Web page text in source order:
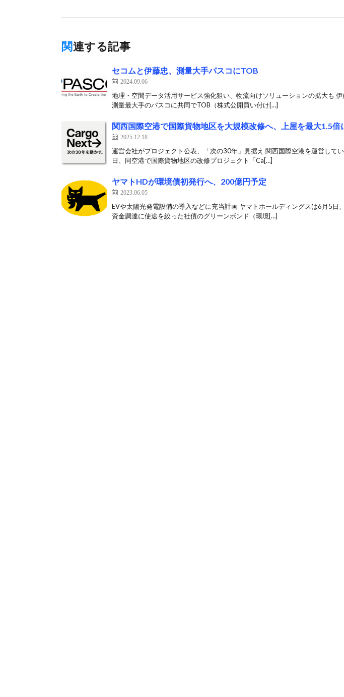
関連する記事
セコムと伊藤忠、測量大手パスコにTOB
2024.09.06
地理・空間データ活用サービス強化狙い、物流向けソリューションの拡大も 伊
測量最大手のパスコに共同でTOB（株式公開買い付け[…]
関西国際空港で国際貨物地区を大規模改修へ、上屋を最大1.5倍
2025.12.18
運営会社がプロジェクト公表、「次の30年」見据え 関西国際空港を運営して
日、同空港で国際貨物地区の改修プロジェクト「Ca[…]
ヤマトHDが環境債初発行へ、200億円予定
2023.06.05
EVや太陽光発電設備の導入などに充当計画 ヤマトホールディングスは6月5日
資金調達に使途を絞った社債のグリーンボンド（環境[…]